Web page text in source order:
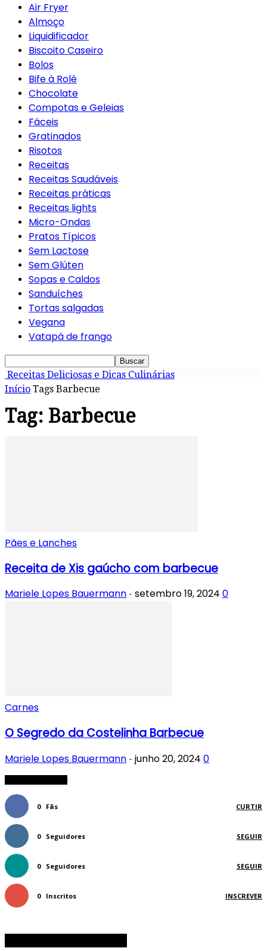
Air Fryer
Almoço
Liquidificador
Biscoito Caseiro
Bolos
Bife à Rolê
Chocolate
Compotas e Geleias
Fáceis
Gratinados
Risotos
Receitas
Receitas Saudáveis
Receitas práticas
Receitas lights
Micro-Ondas
Pratos Típicos
Sem Lactose
Sem Glúten
Sopas e Caldos
Sanduíches
Tortas salgadas
Vegana
Vatapá de frango
Receitas Deliciosas e Dicas Culinárias
Início Tags Barbecue
Tag: Barbecue
Pães e Lanches
Receita de Xis gaúcho com barbecue
Mariele Lopes Bauermann - setembro 19, 2024 0
Carnes
O Segredo da Costelinha Barbecue
Mariele Lopes Bauermann - junho 20, 2024 0
0 Fãs CURTIR
0 Seguidores SEGUIR
0 Seguidores SEGUIR
0 Inscritos INSCREVER